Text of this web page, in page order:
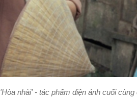
'Hòa nhài' - tác phẩm điện ảnh cuối